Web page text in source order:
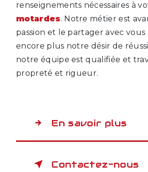
renseignements nécessaires à
motardes. Notre métier est
passion et le partager avec
encore plus notre désir de
notre équipe est qualifiée et
propreté et rigueur.
En savoir plus
Contactez-nous